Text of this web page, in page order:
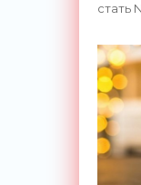
стать